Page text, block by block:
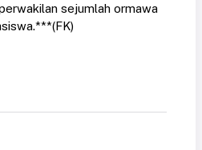
sejumlah ormawa